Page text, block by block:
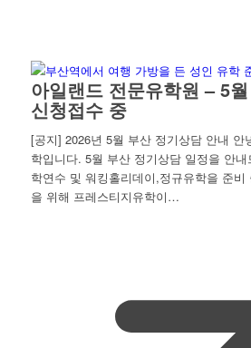
아일랜드 전문유학원 – 5
신청접수 중
[공지] 2026년 5월 부산 정기상담 안내 안
학입니다. 5월 부산 정기상담 일정을 안
학연수 및 워킹홀리데이,정규유학을 준
을 위해 프레스티지유학이…